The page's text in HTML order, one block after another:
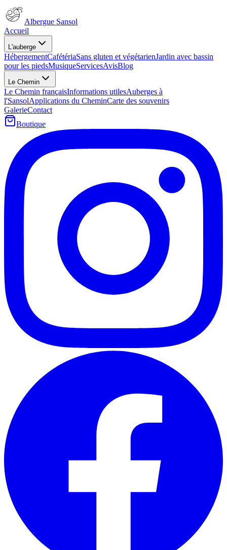
Albergue Sansol
Accueil
L'auberge
HébergementCafétériaSans gluten et végétarienJardin avec bassin
pour les piedsMusiqueServicesAvisBlog
Le Chemin
Le Chemin françaisInformations utilesAuberges à
l'SansolApplications du CheminCarte des souvenirs
GalerieContact
Boutique